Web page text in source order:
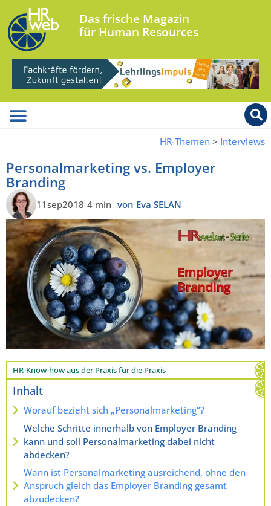
Das frische Magazin
für Human Resources
HR-Themen > Interviews
Personalmarketing vs. Employer
Branding
11sep2018 4 min von Eva SELAN
HR-Know-how aus der Praxis für die Praxis
Inhalt
Worauf bezieht sich „Personalmarketing“?
Welche Schritte innerhalb von Employer Branding
kann und soll Personalmarketing dabei nicht
abdecken?
Wann ist Personalmarketing ausreichend, ohne den
Anspruch gleich das Employer Branding gesamt
abzudecken?